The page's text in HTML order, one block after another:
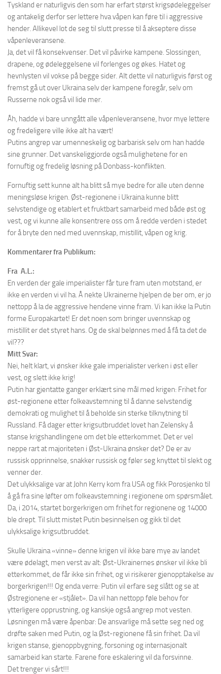
Tyskland er naturligvis den som har erfart størst krigsødeleggelser
og antakelig derfor ser lettere hva våpen kan føre til i aggressive
hender. Allikevel lot de seg til slutt presse til å akseptere disse
våpenleveransene.
Ja, det vil få konsekvenser. Det vil påvirke kampene. Slossingen,
drapene, og ødeleggelsene vil forlenges og økes. Hatet og
hevnlysten vil vokse på begge sider. Alt dette vil naturligvis først og
fremst gå ut over Ukraina selv der kampene foregår, selv om
Russerne nok også vil lide mer.
Åh, hadde vi bare unngått alle våpenleveransene, hvor mye lettere
og fredeligere ville ikke alt ha vært!
Putins angrep var umenneskelig og barbarisk selv om han hadde
sine grunner. Det vanskeliggjorde også mulighetene for en
fornuftig og fredelig løsning på Donbass-konflikten.
Fornuftig sett kunne alt ha blitt så mye bedre for alle uten denne
meningsløse krigen. Øst-regionene i Ukraina kunne blitt
selvstendige og etablert et fruktbart samarbeid med både øst og
vest, og vi kunne alle konsentrere oss om å redde verden i stedet
for å bryte den ned med uvennskap, mistillit, våpen og krig.
Kommentarer fra Publikum:
Fra A.L.:
En verden der gale imperialister får ture fram uten motstand, er
ikke en verden vi vil ha. Å nekte Ukrainerne hjelpen de ber om, er jo
nettopp å la de aggressive hendene vinne fram. Vi kan ikke la Putin
forme Europakartet! Er det noen som bringer uvennskap og
mistillit er det styret hans. Og de skal belønnes med å få ta det de
vil???
Mitt Svar:
Nei, helt klart, vi ønsker ikke gale imperialister verken i øst eller
vest, og slett ikke krig!
Putin har gjentatte ganger erklært sine mål med krigen: Frihet for
øst-regionene etter folkeavstemning til å danne selvstendig
demokrati og mulighet til å beholde sin sterke tilknytning til
Russland. Få dager etter krigsutbruddet lovet han Zelensky å
stanse krigshandlingene om det ble etterkommet. Det er vel
neppe rart at majoriteten i Øst-Ukraina ønsker det? De er av
russisk opprinnelse, snakker russisk og føler seg knyttet til slekt og
venner der.
Det ulykksalige var at John Kerry kom fra USA og fikk Porosjenko til
å gå fra sine løfter om folkeavstemning i regionene om spørsmålet.
Da, i 2014, startet borgerkrigen om frihet for regionene og 14000
ble drept. Til slutt mistet Putin besinnelsen og gikk til det
ulykksalige krigsutbruddet.
Skulle Ukraina «vinne» denne krigen vil ikke bare mye av landet
være ødelagt, men verst av alt: Øst-Ukrainernes ønsker vil ikke bli
etterkommet, de får ikke sin frihet, og vi risikerer gjenopptakelse av
borgerkrigen!!! Og enda verre: Putin vil erfare seg slått og se at
Østregionene er «stjålet». Da vil han nettopp føle behov for
ytterligere opprustning, og kanskje også angrep mot vesten.
Løsningen må være åpenbar: De ansvarlige må sette seg ned og
drøfte saken med Putin, og la Øst-regionene få sin frihet. Da vil
krigen stanse, gjenoppbygning, forsoning og internasjonalt
samarbeid kan starte. Farene fore eskalering vil da forsvinne.
Det trenger vi sårt!!!